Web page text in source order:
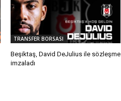
TRANSFER BORSASI
Beşiktaş, David DeJulius ile sözleşme
imzaladı